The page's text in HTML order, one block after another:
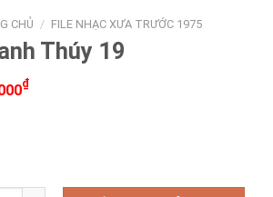
CHỦ / FILE NHẠC XƯA TRƯỚC 1975
Thúy 19
₫